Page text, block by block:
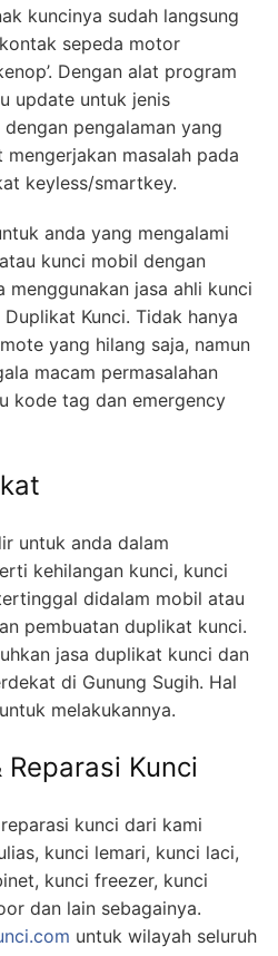
kuncinya sudah langsung
sepeda motor
Dengan alat program
update untuk jenis
pengalaman yang
masalah pada
keyless/smartkey.
anda yang mengalami
kunci mobil dengan
menggunakan jasa ahli kunci
Kunci. Tidak hanya
yang hilang saja, namun
macam permasalahan
kode tag dan emergency
untuk anda dalam
kehilangan kunci, kunci
didalam mobil atau
pembuatan duplikat kunci.
jasa duplikat kunci dan
di Gunung Sugih. Hal
melakukannya.
Kunci
kunci dari kami
kunci lemari, kunci laci,
kunci freezer, kunci
dan lain sebagainya.
untuk wilayah seluruh